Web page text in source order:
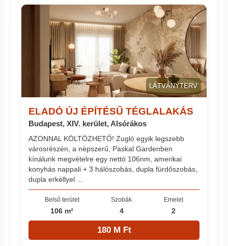
LÁTVÁNYTERV
ELADÓ ÚJ ÉPÍTÉSŰ TÉGLALAKÁS
Budapest, XIV. kerület, Alsórákos
AZONNAL KÖLTÖZHETŐ! Zugló egyik legszebb
városrészén, a népszerű, Paskal Gardenben
kínálunk megvételre egy nettó 106nm, amerikai
konyhás nappali + 3 hálószobás, dupla fürdőszobás,
dupla erkéllyel ...
Belső terület
106 m²
Szobák
4
Emelet
2
180 M Ft